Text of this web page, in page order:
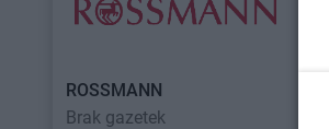
ROSSMANN
Brak gazetek